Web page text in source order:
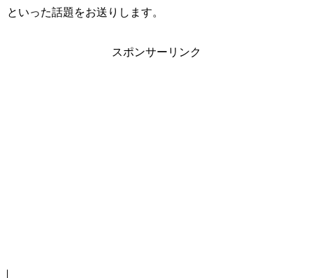
といった話題をお送りします。
スポンサーリンク